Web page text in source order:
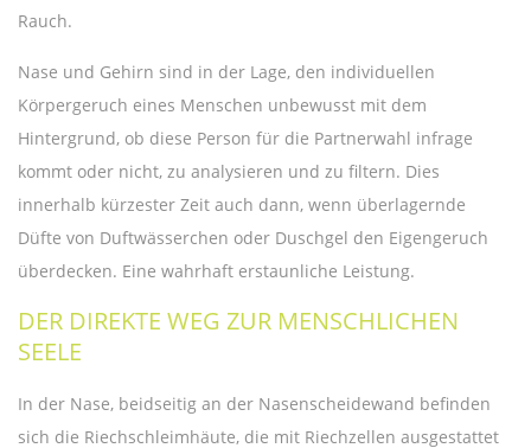
Rauch.
Nase und Gehirn sind in der Lage, den individuellen
Körpergeruch eines Menschen unbewusst mit dem
Hintergrund, ob diese Person für die Partnerwahl infrage
kommt oder nicht, zu analysieren und zu filtern. Dies
innerhalb kürzester Zeit auch dann, wenn überlagernde
Düfte von Duftwässerchen oder Duschgel den Eigengeruch
überdecken. Eine wahrhaft erstaunliche Leistung.
DER DIREKTE WEG ZUR MENSCHLICHEN
SEELE
In der Nase, beidseitig an der Nasenscheidewand befinden
sich die Riechschleimhäute, die mit Riechzellen ausgestattet